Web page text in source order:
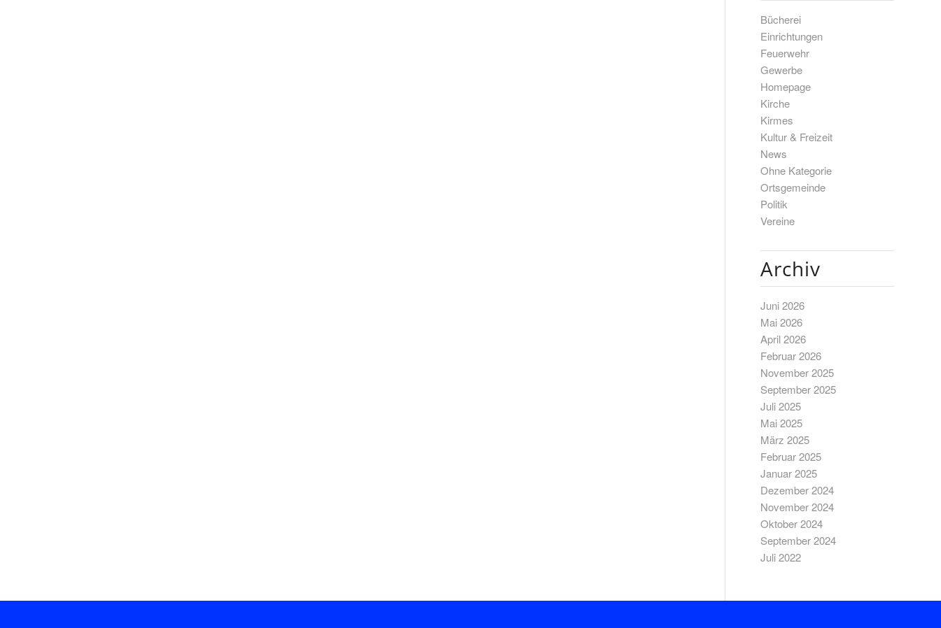
Bücherei
Einrichtungen
Feuerwehr
Gewerbe
Homepage
Kirche
Kirmes
Kultur & Freizeit
News
Ohne Kategorie
Ortsgemeinde
Politik
Vereine
Archiv
Juni 2026
Mai 2026
April 2026
Februar 2026
November 2025
September 2025
Juli 2025
Mai 2025
März 2025
Februar 2025
Januar 2025
Dezember 2024
November 2024
Oktober 2024
September 2024
Juli 2022